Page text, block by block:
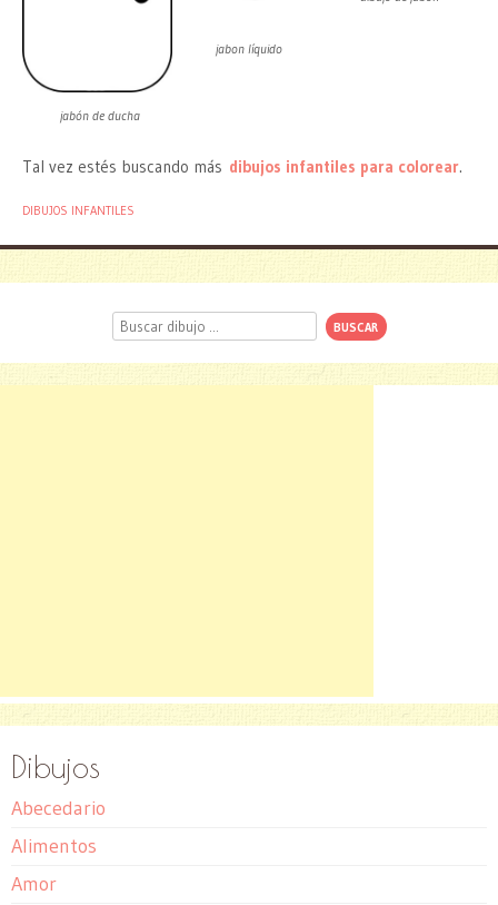
jabón de ducha
jabon líquido
Tal vez estés buscando más dibujos infantiles para colorear.
DIBUJOS INFANTILES
Buscar
Dibujos
Abecedario
Alimentos
Amor